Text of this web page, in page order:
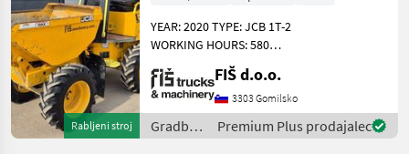
Rabljeni stroj
YEAR: 2020 TYPE: JCB 1T-2
WORKING HOURS: 580
ENGINE: DIESEL PERKINS -
16.1KW 4X4 HYDROSTATIC
DRIVE CAPACITY 1000KG
MACHINE INCLONOMETER
TYRES 90% HI-TIPPING
FIŠ d.o.o.
3303 Gomilsko
Gradbeni
stroji /
Premium Plus prodajalec